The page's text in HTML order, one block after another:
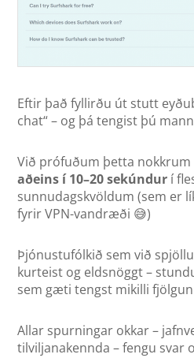
Eftir það fyllirðu út stutt
chat“ – og þá tengist þú
Við prófuðum þetta
aðeins í 10–20 sekúndur í
sunnudagskvöldum (sem er
fyrir VPN-vandræði 😅)
Þjónustufólkið sem við
kurteist og eldsnöggt –
sem gæti tengst mikilli
Allar spurningar okkar –
tilviljanakennda – fengu svar